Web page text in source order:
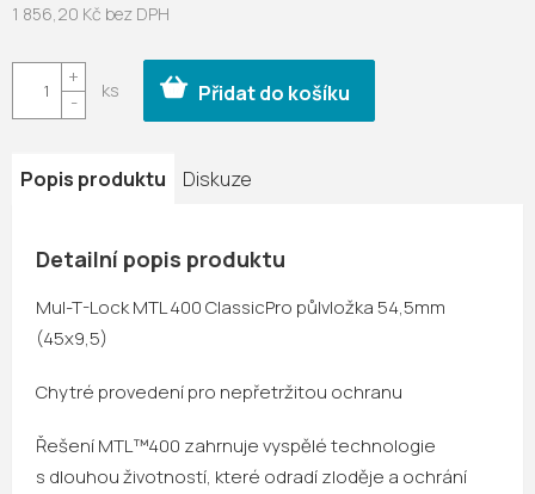
1 856,20 Kč bez DPH
cena:
Přidat do košíku
Popis produktu Diskuze
Detailní popis produktu
Mul-T-Lock MTL 400 ClassicPro půlvložka 54,5mm
(45x9,5)
Chytré provedení pro nepřetržitou ochranu
Řešení MTL™400 zahrnuje vyspělé technologie
s dlouhou životností, které odradí zloděje a ochrání